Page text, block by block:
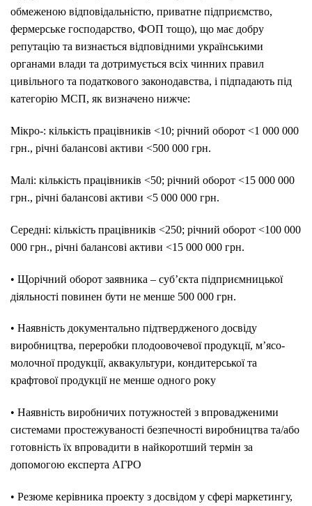
обмеженою відповідальністю, приватне підприємство,
фермерське господарство, ФОП тощо), що має добру
репутацію та визнається відповідними українськими
органами влади та дотримується всіх чинних правил
цивільного та податкового законодавства, і підпадають під
категорію МСП, як визначено нижче:
Мікро-: кількість працівників <10; річний оборот <1 000 000
грн., річні балансові активи <500 000 грн.
Малі: кількість працівників <50; річний оборот <15 000 000
грн., річні балансові активи <5 000 000 грн.
Середні: кількість працівників <250; річний оборот <100 000
000 грн., річні балансові активи <15 000 000 грн.
• Щорічний оборот заявника – суб’єкта підприємницької
діяльності повинен бути не менше 500 000 грн.
• Наявність документально підтвердженого досвіду
виробництва, переробки плодоовочевої продукції, м’ясо-
молочної продукції, аквакультури, кондитерської та
крафтової продукції не менше одного року
• Наявність виробничих потужностей з впровадженими
системами простежуваності безпечності виробництва та/або
готовність їх впровадити в найкоротший термін за
допомогою експерта АГРО
• Резюме керівника проекту з досвідом у сфері маркетингу,